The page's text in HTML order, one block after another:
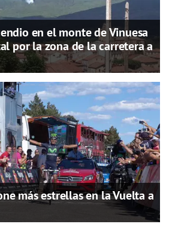
en el monte de Vinuesa
por la zona de la carretera a
más estrellas en la Vuelta a